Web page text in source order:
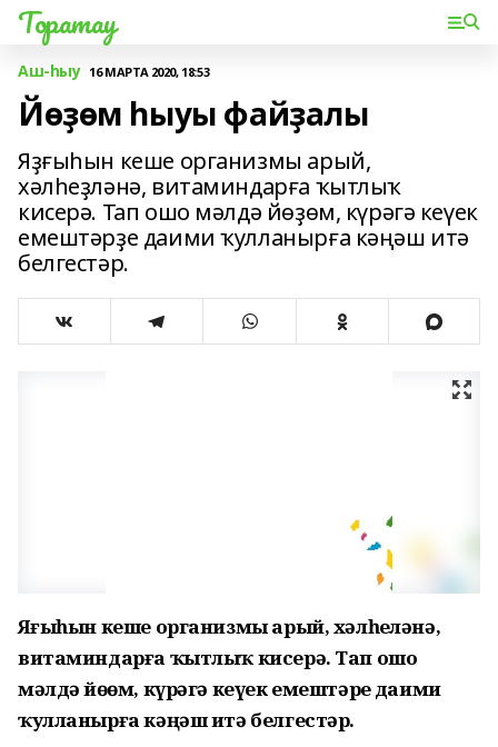
Торатау
Аш-һыу 16 МАРТА 2020, 18:53
Йөҙөм һыуы файҙалы
Яҙғыһын кеше организмы арый,
хәлһеҙләнә, витаминдарға ҡытлыҡ
кисерә. Тап ошо мәлдә йөҙөм, күрәгә кеүек
емештәрҙе даими ҡулланырға кәңәш итә
белгестәр.
Яҙғыһын кеше организмы арый, хәлһеҙләнә,
витаминдарға ҡытлыҡ кисерә. Тап ошо
мәлдә йөҙөм, күрәгә кеүек емештәрҙе даими
ҡулланырға кәңәш итә белгестәр.